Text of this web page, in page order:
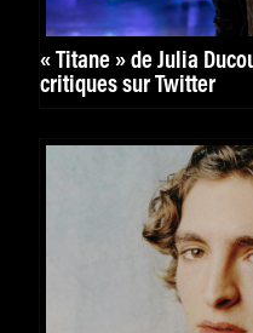
« Titane » de Julia
critiques sur Twitter